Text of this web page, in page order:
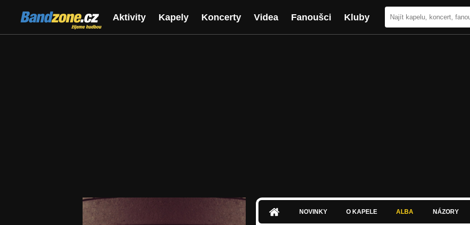
Bandzone.cz
žijeme hudbou
Aktivity Kapely Koncerty Videa Fanoušci Kluby
NOVINKY O KAPELE ALBA NÁZORY